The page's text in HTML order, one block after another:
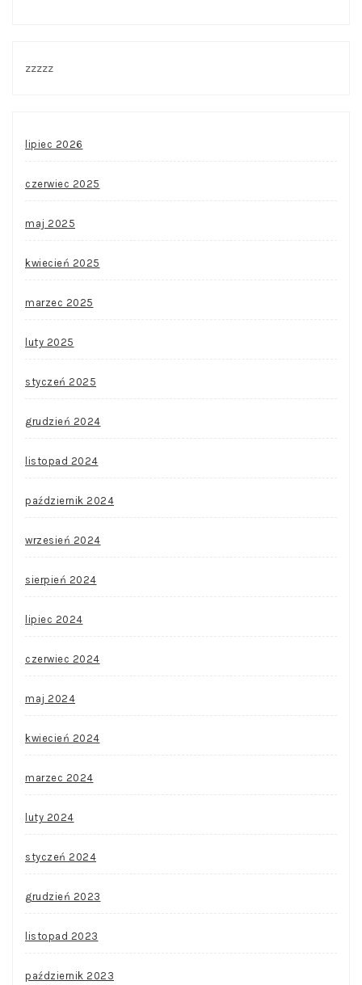
zzzzz
lipiec 2026
czerwiec 2025
maj 2025
kwiecień 2025
marzec 2025
luty 2025
styczeń 2025
grudzień 2024
listopad 2024
październik 2024
wrzesień 2024
sierpień 2024
lipiec 2024
czerwiec 2024
maj 2024
kwiecień 2024
marzec 2024
luty 2024
styczeń 2024
grudzień 2023
listopad 2023
październik 2023